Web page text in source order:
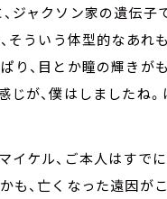
ジャクソン家の遺伝子
、そういう体型的なあれ
り、目とか瞳の輝き
じが、僕はしましたね
イケル、ご本人はすで
も、亡くなった遠因が